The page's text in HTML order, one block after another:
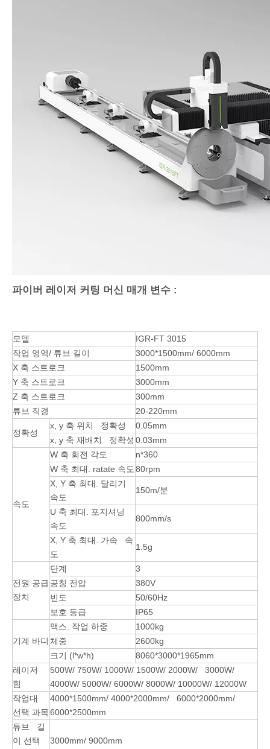
파이버 레이저 커팅 머신 매개 ​​변수 :
모델
IGR-FT 3015
작업 영역/ 튜브 길이
3000*1500mm/ 6000mm
X 축 스트로크
1500mm
Y 축 스트로크
3000mm
Z 축 스트로크
300mm
튜브 직경
20-220mm
정확성
x, y 축 위치 정확성
0.05mm
x, y 축 재배치 정확성 0.03mm
속도
W 축 회전 각도
n*360
W 축 최대. ratate 속도 80rpm
X, Y 축 최대. 달리기
속도
150m/분
U 축 최대. 포지셔닝
속도
800mm/s
X, Y 축 최대. 가속 속
도
1.5g
전원 공급
장치
단계
3
공칭 전압
380V
빈도
50/60Hz
보호 등급
IP65
기계 바디
맥스. 작업 하중
1000kg
체중
2600kg
크기 (l*w*h)
8060*3000*1965mm
레이저
힘
500W/ 750W/ 1000W/ 1500W/ 2000W/ 3000W/
4000W/ 5000W/ 6000W/ 8000W/ 10000W/ 12000W
작업대
선택 과목
4000*1500mm/ 4000*2000mm/ 6000*2000mm/
6000*2500mm
튜브 길
이 선택
3000mm/ 9000mm